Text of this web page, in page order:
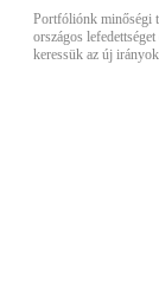
Portfóliónk minőségi
országos
keressük az új